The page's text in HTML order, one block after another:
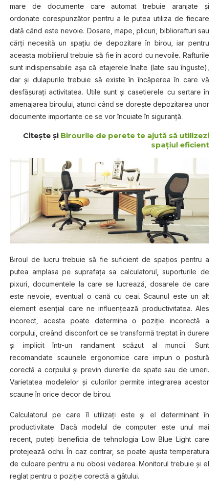
mare de documente care automat trebuie aranjate şi
ordonate corespunzător pentru a le putea utiliza de fiecare
dată când este nevoie. Dosare, mape, plicuri, bibliorafturi sau
cărţi necesită un spaţiu de depozitare în birou, iar pentru
aceasta mobilierul trebuie să fie în acord cu nevoile. Rafturile
sunt indispensabile aşa că etajerele înalte (late sau înguste),
dar şi dulapurile trebuie să existe în încăperea în care vă
desfăşuraţi activitatea. Utile sunt şi casetierele cu sertare în
amenajarea biroului, atunci când se doreşte depozitarea unor
documente importante ce se vor încuiate în siguranţă.
Citeşte şi Birourile de perete te ajută să utilizezi
spaţiul eficient
Biroul de lucru trebuie să fie suficient de spaţios pentru a
putea amplasa pe suprafaţa sa calculatorul, suporturile de
pixuri, documentele la care se lucrează, dosarele de care
este nevoie, eventual o cană cu ceai. Scaunul este un alt
element esenţial care ne influenţează productivitatea. Ales
incorect, acesta poate determina o poziţie incorectă a
corpului, creând disconfort ce se transformă treptat în durere
şi implicit într-un randament scăzut al muncii. Sunt
recomandate scaunele ergonomice care impun o postură
corectă a corpului şi previn durerile de spate sau de umeri.
Varietatea modelelor şi culorilor permite integrarea acestor
scaune în orice decor de birou.
Calculatorul pe care îl utilizaţi este şi el determinant în
productivitate. Dacă modelul de computer este unul mai
recent, puteţi beneficia de tehnologia Low Blue Light care
protejează ochii. În caz contrar, se poate ajusta temperatura
de culoare pentru a nu obosi vederea. Monitorul trebuie şi el
reglat pentru o poziţie corectă a gâtului.